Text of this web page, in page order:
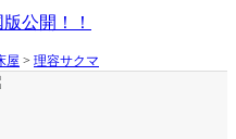
公開！！
屋 > 理容サクマ